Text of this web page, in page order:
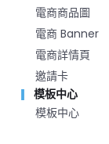
電商商品圖
電商 Banner
電商詳情頁
邀請卡
模板中心
模板中心